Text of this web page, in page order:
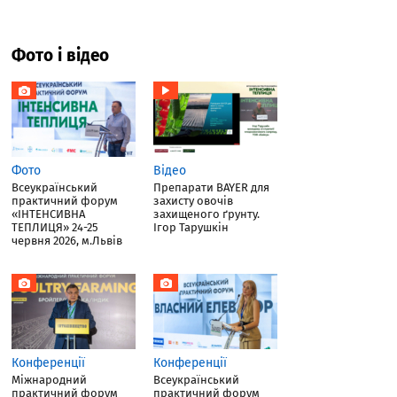
Фото і відео
Фото
Всеукраїнський
практичний форум
«ІНТЕНСИВНА
ТЕПЛИЦЯ» 24-25
червня 2026, м.Львів
Відео
Препарати BAYER для
захисту овочів
захищеного ґрунту.
Ігор Тарушкін
Конференції
Міжнародний
практичний форум
Конференції
Всеукраїнський
практичний форум